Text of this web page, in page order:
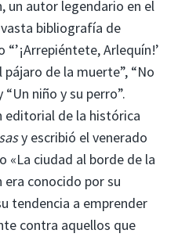
un autor legendario en el
bibliografía de
Arlequín!’
pájaro de la muerte”, “No
niño y su perro”.
editorial de la histórica
y escribió el venerado
«La ciudad al borde de la
conocido por su
tendencia a emprender
contra aquellos que